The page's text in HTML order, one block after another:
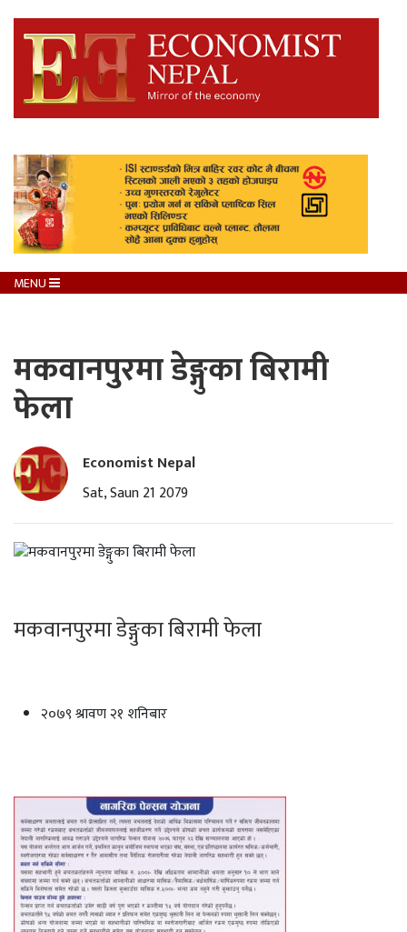
MENU
मकवानपुरमा डेङ्गुका बिरामी
फेला
Economist Nepal
Sat, Saun 21 2079
मकवानपुरमा डेङ्गुका बिरामी फेला
२०७९ श्रावण २१ शनिबार